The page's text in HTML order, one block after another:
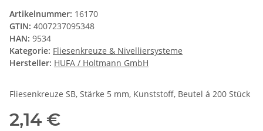
Artikelnummer: 16170
GTIN: 4007237095348
HAN: 9534
Kategorie: Fliesenkreuze & Nivelliersysteme
Hersteller: HUFA / Holtmann GmbH
Fliesenkreuze SB, Stärke 5 mm, Kunststoff, Beutel á 200 Stück
2,14 €